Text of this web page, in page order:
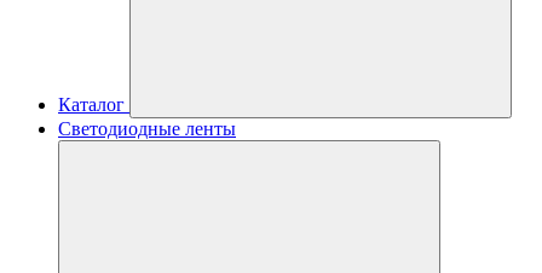
Каталог
Светодиодные ленты